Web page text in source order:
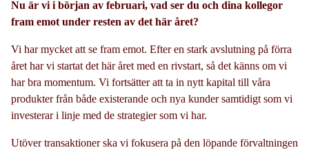
Nu är vi i början av februari, vad ser du och dina kollegor
fram emot under resten av det här året?
Vi har mycket att se fram emot. Efter en stark avslutning på förra
året har vi startat det här året med en rivstart, så det känns om vi
har bra momentum. Vi fortsätter att ta in nytt kapital till våra
produkter från både existerande och nya kunder samtidigt som vi
investerar i linje med de strategier som vi har.
Utöver transaktioner ska vi fokusera på den löpande förvaltningen